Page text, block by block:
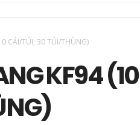
CÁI/TÚI, 30 TÚI/THÙNG)
KF94 (10